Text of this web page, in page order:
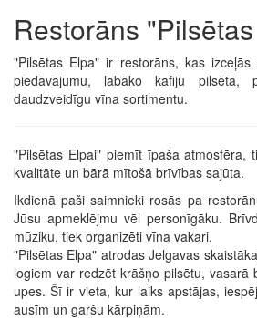
Restorāns
"Pilsētas Elpa" ir restorāns, kas
piedāvājumu, labāko kafiju pilsētā,
daudzveidīgu vīna sortimentu.
"Pilsētas Elpai" piemīt īpaša atmosfēra,
kvalitāte un bārā mītošā brīvības sajūta.
Ikdienā paši saimnieki rosās pa
Jūsu apmeklējmu vēl personīgāku.
mūziku, tiek organizēti vīna vakari.
"Pilsētas Elpa" atrodas Jelgavas
logiem var redzēt krāšņo pilsētu, vasarā
upes. Šī ir vieta, kur laiks apstājas,
ausīm un garšu kārpiņām.